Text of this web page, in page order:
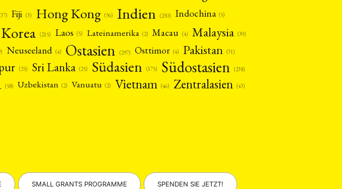
Fiji (3) Hong Kong (96) Indien (230) Indochina (5)
Korea (215) Laos (5) Lateinamerika (2) Macau (4) Malaysia (30)
Neuseeland (4) Ostasien (297) Osttimor (4) Pakistan (31)
(25) Sri Lanka (25) Südasien (175) Südostasien (238)
(58) Uzbekistan (2) Vanuatu (2) Vietnam (46) Zentralasien (43)
SMALL GRANTS PROGRAMME SPENDEN SIE JETZT!